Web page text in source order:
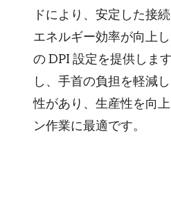
ドにより、安定した接
エネルギー効率が向上
の DPI 設定を提供しま
し、手首の負担を軽減
性があり、生産性を向
ン作業に最適です。